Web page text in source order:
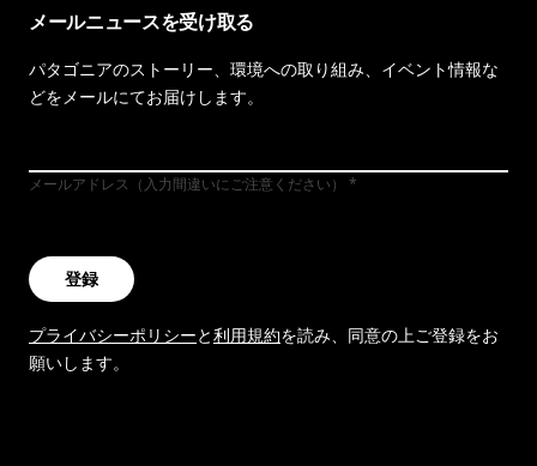
メールニュースを受け取る
パタゴニアのストーリー、環境への取り組み、イベント情報な
どをメールにてお届けします。
メールアドレス（入力間違いにご注意ください）
登録
プライバシーポリシーと利用規約を読み、同意の上ご登録をお
願いします。